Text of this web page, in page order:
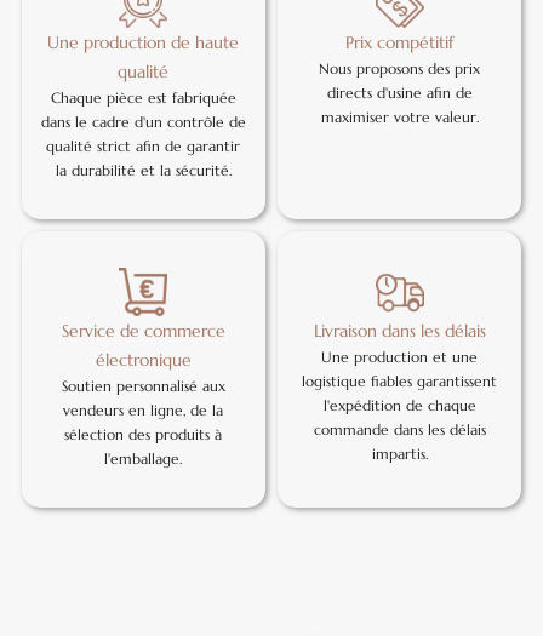
Une production de haute
qualité
Chaque pièce est fabriquée
dans le cadre d'un contrôle de
qualité strict afin de garantir
la durabilité et la sécurité.
Prix compétitif
Nous proposons des prix
directs d'usine afin de
maximiser votre valeur.
Service de commerce
électronique
Soutien personnalisé aux
vendeurs en ligne, de la
sélection des produits à
l'emballage.
Livraison dans les délais
Une production et une
logistique fiables garantissent
l'expédition de chaque
commande dans les délais
impartis.